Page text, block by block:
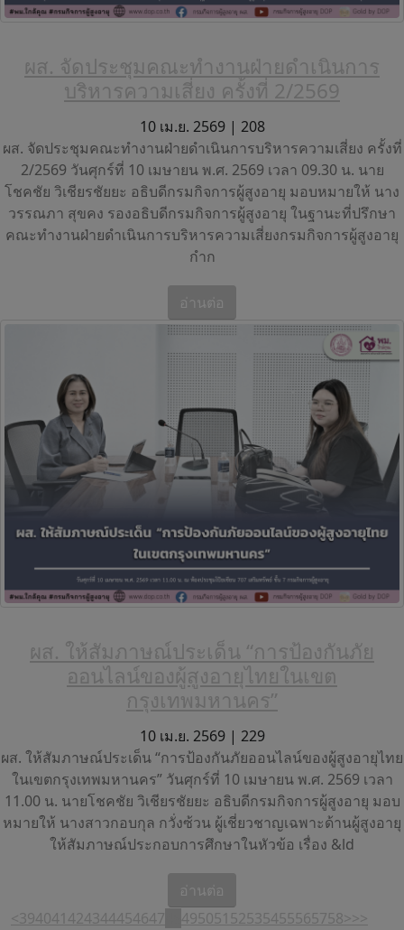
ผส. จัดประชุมคณะทำงานฝ่ายดำเนินการ
บริหารความเสี่ยง ครั้งที่ 2/2569
10 เม.ย. 2569 | 208
ผส. จัดประชุมคณะทำงานฝ่ายดำเนินการบริหารความเสี่ยง ครั้งที่
2/2569 วันศุกร์ที่ 10 เมษายน พ.ศ. 2569 เวลา 09.30 น. นาย
โชคชัย วิเชียรชัยยะ อธิบดีกรมกิจการผู้สูงอายุ มอบหมายให้ นาง
วรรณภา สุขคง รองอธิบดีกรมกิจการผู้สูงอายุ ในฐานะที่ปรึกษา
คณะทำงานฝ่ายดำเนินการบริหารความเสี่ยงกรมกิจการผู้สูงอายุ
กำก
อ่านต่อ
ผส. ให้สัมภาษณ์ประเด็น “การป้องกันภัย
ออนไลน์ของผู้สูงอายุไทยในเขต
กรุงเทพมหานคร”
10 เม.ย. 2569 | 229
ผส. ให้สัมภาษณ์ประเด็น “การป้องกันภัยออนไลน์ของผู้สูงอายุไทย
ในเขตกรุงเทพมหานคร” วันศุกร์ที่ 10 เมษายน พ.ศ. 2569 เวลา
11.00 น. นายโชคชัย วิเชียรชัยยะ อธิบดีกรมกิจการผู้สูงอายุ มอบ
หมายให้ นางสาวกอบกุล กวั่งซ้วน ผู้เชี่ยวชาญเฉพาะด้านผู้สูงอายุ
ให้สัมภาษณ์ประกอบการศึกษาในหัวข้อ เรื่อง &ld
อ่านต่อ
< 394041 424344454647 495051 52535455565758 > >>